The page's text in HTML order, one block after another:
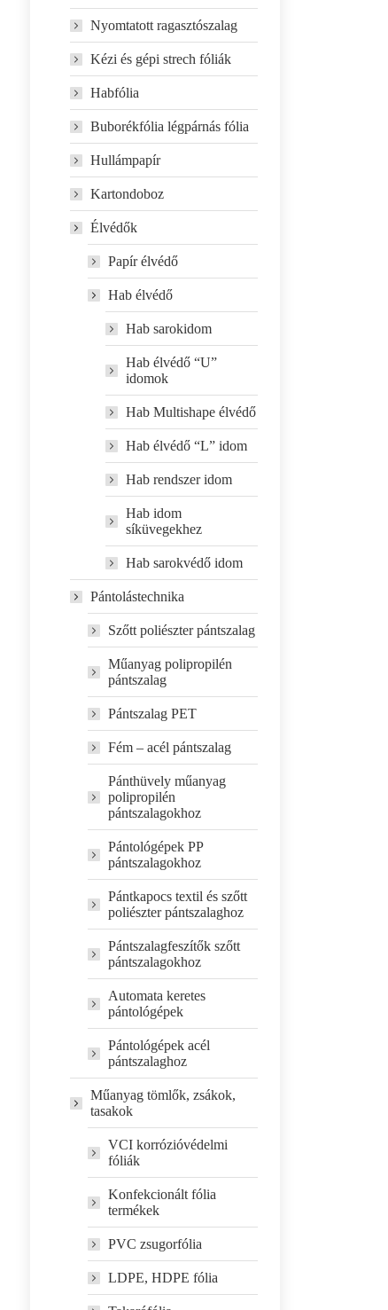
Nyomtatott ragasztószalag
Kézi és gépi strech fóliák
Habfólia
Buborékfólia légpárnás fólia
Hullámpapír
Kartondoboz
Élvédők
Papír élvédő
Hab élvédő
Hab sarokidom
Hab élvédő “U”
idomok
Hab Multishape élvédő
Hab élvédő “L” idom
Hab rendszer idom
Hab idom
síküvegekhez
Hab sarokvédő idom
Pántolástechnika
Szőtt poliészter pántszalag
Műanyag polipropilén
pántszalag
Pántszalag PET
Fém – acél pántszalag
Pánthüvely műanyag
polipropilén
pántszalagokhoz
Pántológépek PP
pántszalagokhoz
Pántkapocs textil és szőtt
poliészter pántszalaghoz
Pántszalagfeszítők szőtt
pántszalagokhoz
Automata keretes
pántológépek
Pántológépek acél
pántszalaghoz
Műanyag tömlők, zsákok,
tasakok
VCI korrózióvédelmi
fóliák
Konfekcionált fólia
termékek
PVC zsugorfólia
LDPE, HDPE fólia